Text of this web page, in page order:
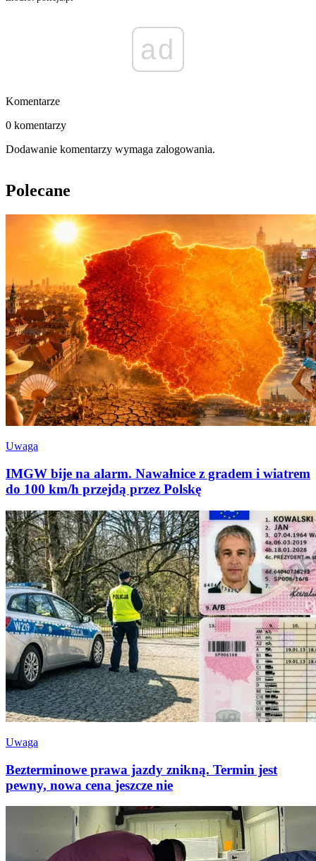
ad
Komentarze
0 komentarzy
Dodawanie komentarzy wymaga zalogowania.
Polecane
Uwaga
IMGW bije na alarm. Nawałnice z gradem i wiatrem
do 100 km/h przejdą przez Polskę
Uwaga
Bezterminowe prawa jazdy znikną. Termin jest
pewny, nowa cena jeszcze nie